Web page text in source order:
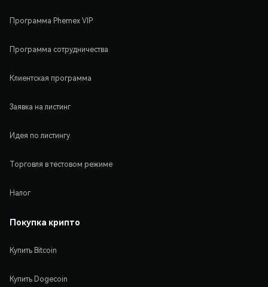
Программа Phemex VIP
Программа сотрудничества
Клиентская программа
Заявка на листинг
Идея по листингу
Торговля в тестовом режиме
Налог
Покупка крипто
Купить Bitcoin
Купить Dogecoin